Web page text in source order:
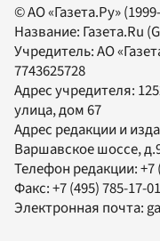
© АО «Газета.Ру»
Название: Газета.Ru
Учредитель:АО
7743625728
Адрес учредителя:
улица, дом 67
Адрес редакции и
Варшавское шоссе,
Телефон редакции:+7
Факс:+7 (495) 785-17-01
Электронная почта: